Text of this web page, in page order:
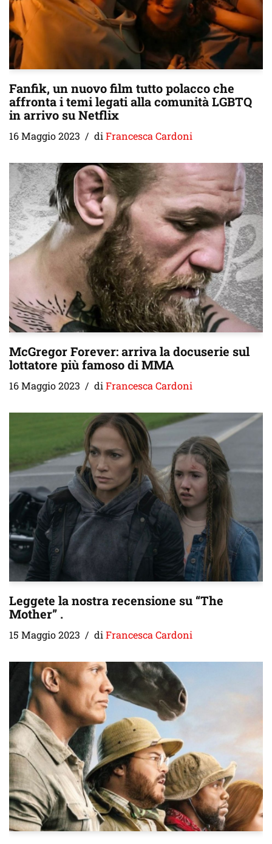
Fanfik, un nuovo film tutto polacco che
affronta i temi legati alla comunità LGBTQ
in arrivo su Netflix
16 Maggio 2023 di Francesca Cardoni
McGregor Forever: arriva la docuserie sul
lottatore più famoso di MMA
16 Maggio 2023 di Francesca Cardoni
Leggete la nostra recensione su “The
Mother” .
15 Maggio 2023 diFrancesca Cardoni